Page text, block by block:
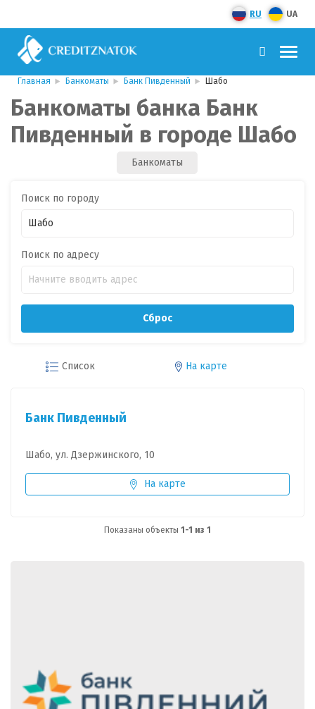
RU UA
Главная Банкоматы Банк Пивденный Шабо
Банкоматы банка Банк
Пивденный в городе Шабо
Банкоматы
Поиск по городу
Поиск по адресу
Сброс
Список На карте
Банк Пивденный
Шабо, ул. Дзержинского, 10
На карте
Показаны объекты 1-1 из 1